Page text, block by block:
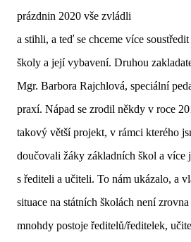
prázdnin 2020 vše zvládli
a stihli, a teď se chceme více
školy a její vybavení. Druhou
Mgr. Barbora Rajchlová, speciální
praxí. Nápad se zrodil někdy v roce
takový větší projekt, v rámci kterého
doučovali žáky základních škol a více
s řediteli a učiteli. To nám ukázalo, a
situace na státních školách není
mnohdy postoje ředitelů/ředitelek,